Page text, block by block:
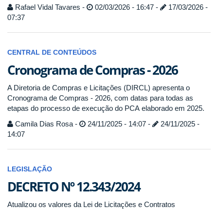
Rafael Vidal Tavares -
02/03/2026 - 16:47 -
17/03/2026 -
07:37
CENTRAL DE CONTEÚDOS
Cronograma de Compras - 2026
A Diretoria de Compras e Licitações (DIRCL) apresenta o
Cronograma de Compras - 2026, com datas para todas as
etapas do processo de execução do PCA elaborado em 2025.
Camila Dias Rosa -
24/11/2025 - 14:07 -
24/11/2025 -
14:07
LEGISLAÇÃO
DECRETO Nº 12.343/2024
Atualizou os valores da Lei de Licitações e Contratos